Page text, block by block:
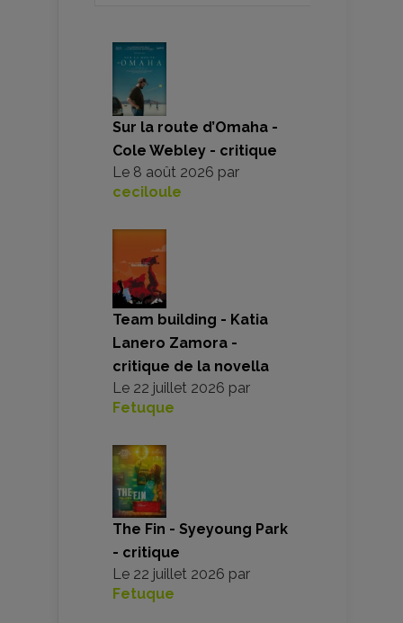
Sur la route d’Omaha -
Cole Webley - critique
Le 8 août 2026 par
ceciloule
Team building - Katia
Lanero Zamora -
critique de la novella
Le 22 juillet 2026 par
Fetuque
The Fin - Syeyoung Park
- critique
Le 22 juillet 2026 par
Fetuque